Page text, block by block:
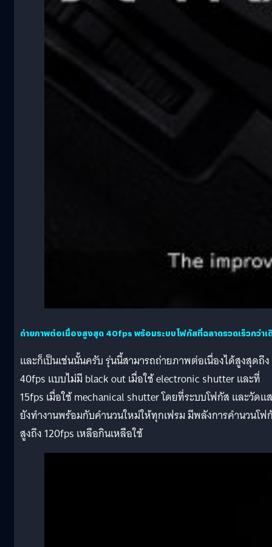
ถ่ายภาพต่อเนื่องสูงสุด 40fps พร้อมระบบโฟกัสที่ฉลาดรวดเร็วกว่าเ
และก็เป็นเช่นนั้นครับ รุ่นนี้สามารถถ่ายภาพต่อเนื่องได้สูงสุดถึง
40fps แบบไม่มี black out เมื่อใช้ electronic shutter และที่
15fps เมื่อใช้ mechanical shutter โดยที่ระบบโฟกัส และวัดแ
ยังทำงานพร้อมกับคำนวนใหม่ให้ทุกเฟรม มีพลังการคำนวนโฟ
สูงถึง 120fps เหลือกินเหลือใช้